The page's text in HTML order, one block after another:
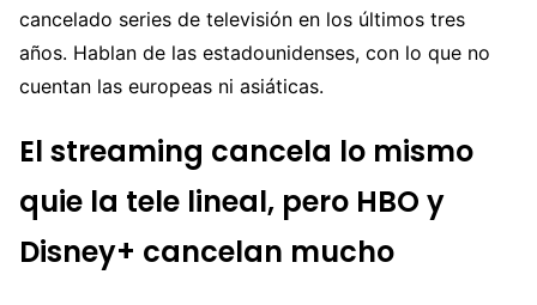
cancelado series de televisión en los últimos tres
años. Hablan de las estadounidenses, con lo que no
cuentan las europeas ni asiáticas.
El streaming cancela lo mismo
quie la tele lineal, pero HBO y
Disney+ cancelan mucho